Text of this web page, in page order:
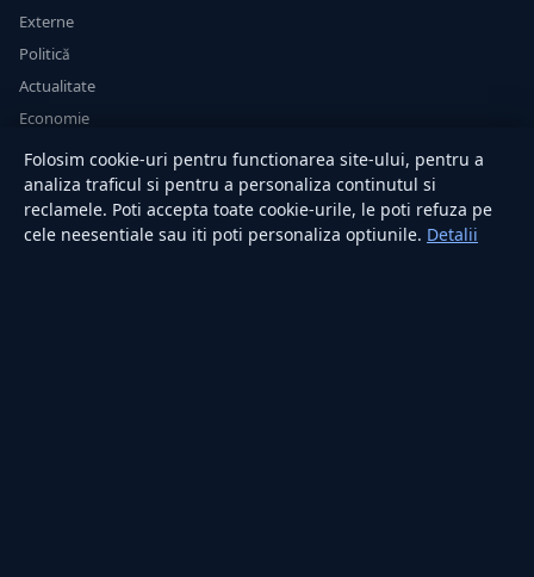
Externe
Politică
Actualitate
Economie
Sănătate
Utile
RUBRICI
Folosim cookie-uri pentru functionarea site-ului, pentru a
analiza traficul si pentru a personaliza continutul si
reclamele. Poti accepta toate cookie-urile, le poti refuza pe
cele neesentiale sau iti poti personaliza optiunile. Detalii